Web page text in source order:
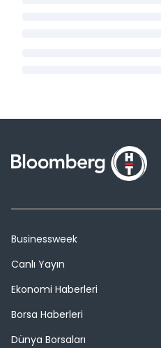
Businessweek
Canlı Yayın
Ekonomi Haberleri
Borsa Haberleri
Dünya Borsaları